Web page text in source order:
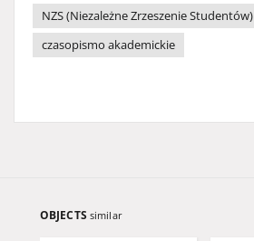
NZS (Niezależne Zrzeszenie Studentów)
czasopismo akademickie
OBJECTS similar